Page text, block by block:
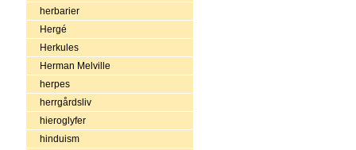
herbarier
Hergé
Herkules
Herman Melville
herpes
herrgårdsliv
hieroglyfer
hinduism